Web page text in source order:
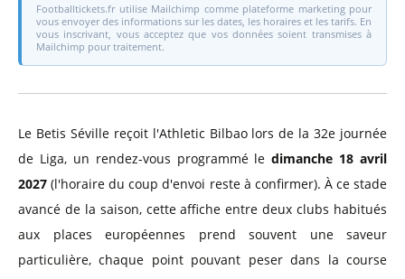
Footballtickets.fr utilise Mailchimp comme plateforme marketing pour
vous envoyer des informations sur les dates, les horaires et les tarifs. En
vous inscrivant, vous acceptez que vos données soient transmises à
Mailchimp pour traitement.
Le Betis Séville reçoit l'Athletic Bilbao lors de la 32e journée
de Liga, un rendez-vous programmé ledimanche 18 avril
2027 (l'horaire du coup d'envoi reste à confirmer). À ce stade
avancé de la saison, cette affiche entre deux clubs habitués
aux places européennes prend souvent une saveur
particulière, chaque point pouvant peser dans la course